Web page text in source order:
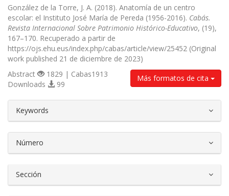
González de la Torre, J. A. (2018). Anatomía de un centro
escolar: el Instituto José María de Pereda (1956-2016). Cabás.
Revista Internacional Sobre Patrimonio Histórico-Educativo, (19),
167–170. Recuperado a partir de
https://ojs.ehu.eus/index.php/cabas/article/view/25452 (Original
work published 21 de diciembre de 2023)
Más formatos de cita
Abstract
1829 | Cabas1913
Downloads
99
Keywords
Número
Sección